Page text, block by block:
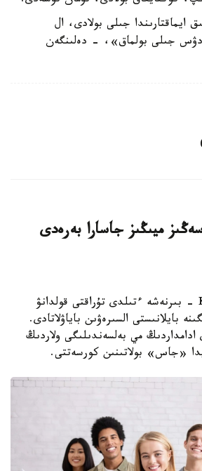
ايماقتارىندا جىلى بولادى، ال
2-10 گرادۋس جىلى بولماق»، - دەلىنگەن
ميىڭىز جاسارا بەرەدى
استانا. KAZINFORM - بىرنەشە ءتىلدى تۇراقتى قولدانۋ
بايلانىستى السىرەۋىن باياۋلاتادى.
ادامداردىڭ مي بەلسەندىلىگى ولاردىڭ
«جاس» بولاتىنىن كورسەتتى.